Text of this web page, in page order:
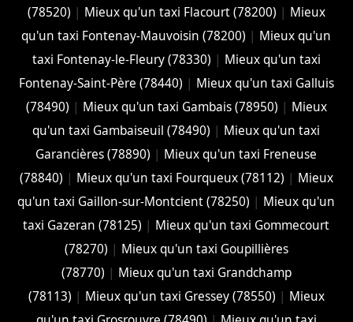
(78520) | Mieux qu'un taxi Flacourt (78200) | Mieux
qu'un taxi Fontenay-Mauvoisin (78200) | Mieux qu'un
taxi Fontenay-le-Fleury (78330) | Mieux qu'un taxi
Fontenay-Saint-Père (78440) | Mieux qu'un taxi Galluis
(78490) | Mieux qu'un taxi Gambais (78950) | Mieux
qu'un taxi Gambaiseuil (78490) | Mieux qu'un taxi
Garancières (78890) | Mieux qu'un taxi Freneuse
(78840) | Mieux qu'un taxi Fourqueux (78112) | Mieux
qu'un taxi Gaillon-sur-Montcient (78250) | Mieux qu'un
taxi Gazeran (78125) | Mieux qu'un taxi Gommecourt
(78270) | Mieux qu'un taxi Goupillières
(78770) | Mieux qu'un taxi Grandchamp
(78113) | Mieux qu'un taxi Gressey (78550) | Mieux